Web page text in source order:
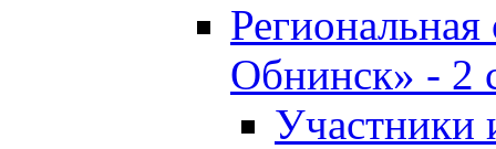
Обнинск» - 2
Участники